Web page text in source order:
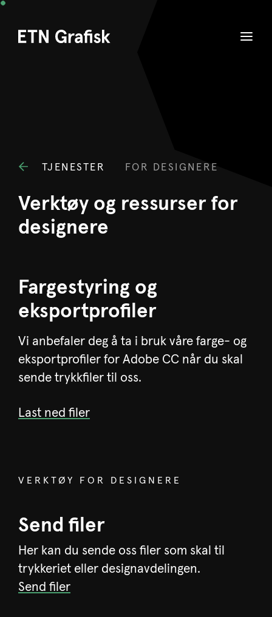
TJENESTER FOR DESIGNERE
Verktøy og ressurser for
designere
Fargestyring og
eksportprofiler
Vi anbefaler deg å ta i bruk våre farge- og
eksportprofiler for Adobe CC når du skal
sende trykkfiler til oss.
Last ned filer
VERKTØY FOR DESIGNERE
Send filer
Her kan du sende oss filer som skal til
trykkeriet eller designavdelingen.
Send filer